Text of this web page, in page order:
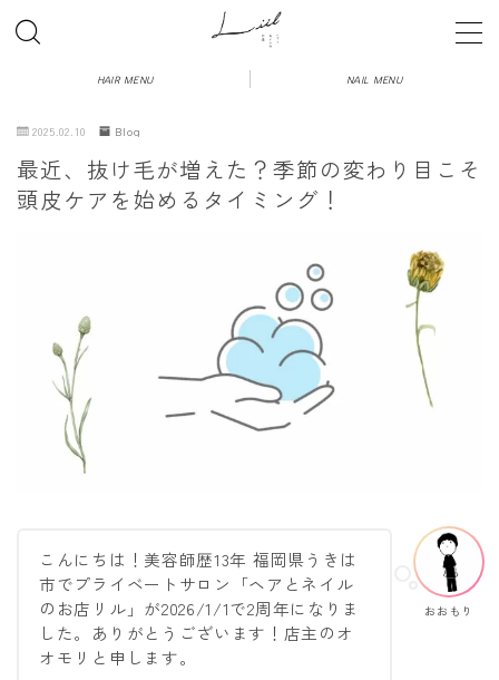
【ネイル】初めての方へのご案内
NAIL MENU
BLOG
HAIR MENU NAIL MENU
2025.02.10 Blog
最近、抜け毛が増えた？季節の変わり目こそ
頭皮ケアを始めるタイミング！
おおもり
こんにちは！美容師歴13年 福岡県うきは
市でプライベートサロン「ヘアとネイル
のお店リル」が2026/1/1で2周年になりま
した。ありがとうございます！店主のオ
オモリと申します。